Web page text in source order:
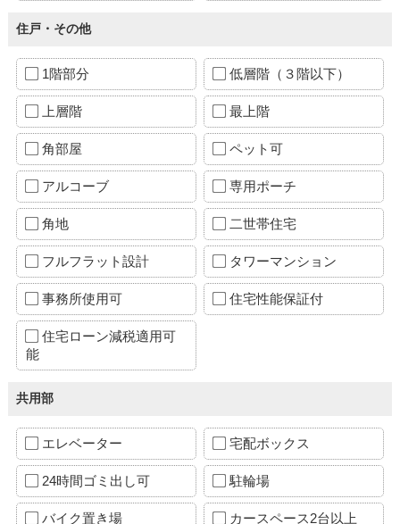
住戸・その他
1階部分 低層階（３階以下）
上層階 最上階
角部屋 ペット可
アルコーブ 専用ポーチ
角地 二世帯住宅
フルフラット設計 タワーマンション
事務所使用可 住宅性能保証付
住宅ローン減税適用可
能
共用部
エレベーター 宅配ボックス
24時間ゴミ出し可 駐輪場
バイク置き場 カースペース2台以上